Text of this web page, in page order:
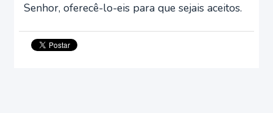
Senhor, oferecê-lo-eis para que sejais aceitos.